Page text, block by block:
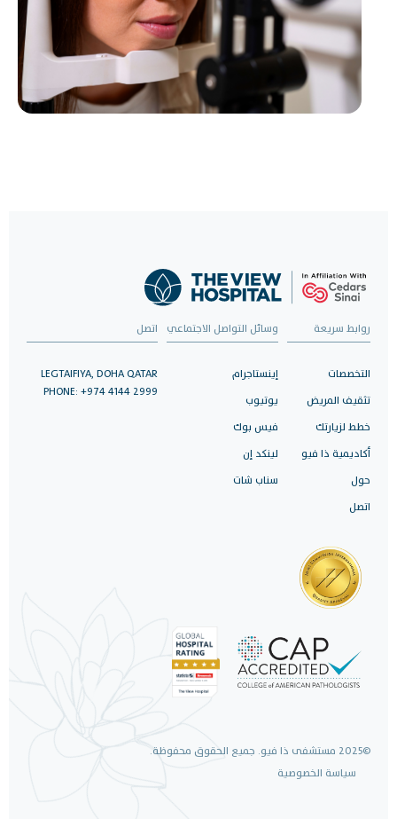
روابط سريعة
التخصصات
تثقيف المريض
خطط لزيارتك
أكاديمية ذا فيو
حول
اتصل
وسائل التواصل الاجتماعي
إينستاجرام
يوتيوب
فيس بوك
لينكد إن
سناب شات
اتصل
LEGTAIFIYA, DOHA QATAR
PHONE: +974 4144 2999
©2025 مستشفى ذا فيو. جميع الحقوق محفوظة.
سياسة الخصوصية